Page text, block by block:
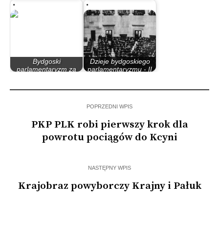
Bydgoski
parlamentaryzm za
Dzieje bydgoskiego
parlamentaryzmu - II
POPRZEDNI WPIS
PKP PLK robi pierwszy krok dla
powrotu pociągów do Kcyni
NASTĘPNY WPIS
Krajobraz powyborczy Krajny i Pałuk